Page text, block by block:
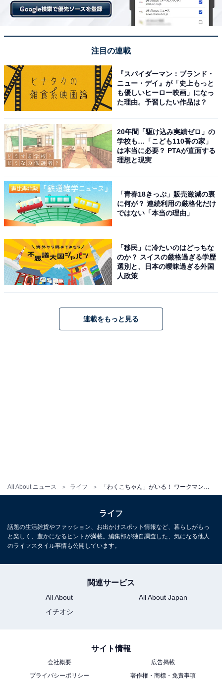
All About ニュース ライフ
右下には「わくこちゃん」がいる！
右下の部分にはワークマン（#ワークマン女子）のキャ
ラクターである「わくこちゃん」がいます。
実際のわくこちゃんは、写真のようなキャラクターで
す。2つのお団子がとってもキュートなんですよね。
サイズや素材は？
注目の連載
『スパイダーマン：ブランド・
ニュー・デイ』が「史上もっと
も優しいヒーロー映画」になっ
た理由。予習したい作品は？
20年間「駆け込み実績ゼロ」の
学校も…「こども110番の家」
は本当に必要？ PTAが直面する
理想と現実
「青春18きっぷ」販売激減の裏
に何が？ 連続利用の厳格化だけ
ではない「本当の理由」
「移民」に冷たいのはどっちな
のか？ スイスの厳格過ぎる学歴
選別と、日本の曖昧過ぎる外国
人政策
連載をもっと見る
ライフ
話題の生活雑貨やファッション、お出かけスポット情報など、暮らしがもっ
と楽しく、豊かになるヒントが満載。編集部が独自調査した、気になる他人
のライフスタイル事情も公開しています。
関連サービス
All About
All About Japan
イチオシ
サイト情報
会社概要
広告掲載
プライバシーポリシー
著作権・商標・免責事項